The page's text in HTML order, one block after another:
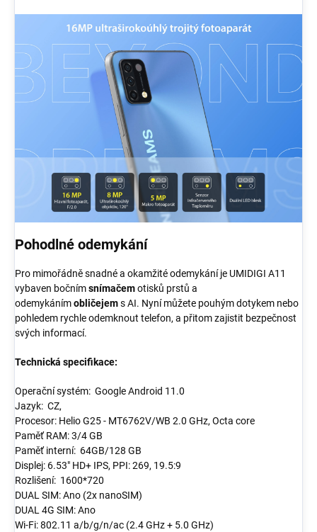
Pohodlné odemykání
Pro mimořádně snadné a okamžité odemykání je UMIDIGI A11
vybaven bočnímsnímačemotisků prstů a
odemykánímobličejems AI. Nyní můžete pouhým dotykem nebo
pohledem rychle odemknout telefon, a přitom zajistit bezpečnost
svých informací.
Technická specifikace:
Operační systém: Google Android 11.0
Jazyk: CZ,
Procesor: Helio G25 - MT6762V/WB 2.0 GHz, Octa core
Paměť RAM: 3/4 GB
Paměť interní: 64GB/128 GB
Displej: 6.53" HD+ IPS, PPI: 269, 19.5:9
Rozlišení: 1600*720
DUAL SIM: Ano (2x nanoSIM)
DUAL 4G SIM: Ano
Wi-Fi: 802.11 a/b/g/n/ac (2.4 GHz + 5.0 GHz)